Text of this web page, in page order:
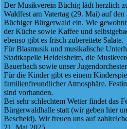
Der Musikverein Büchig lädt herzlich
Waldfest am Vatertag (29. Mai) auf
Büchiger Bürgerwald ein. Wie
der Küche sowie Kaffee und
ebenso gibt es frisch zubereitete Salate.
Für Blasmusik und musikalische
Stadtkapelle Heidelsheim, die
Bauerbach sowie unser
Für die Kinder gibt es einem
familienfreundlicher Atmosphäre.
sind vorhanden.
Bei sehr schlechtem Wetter findet das
Bürgerwaldhalle statt (wir geben hier
Bescheid). Wir freuen uns auf
21. Mai 2025